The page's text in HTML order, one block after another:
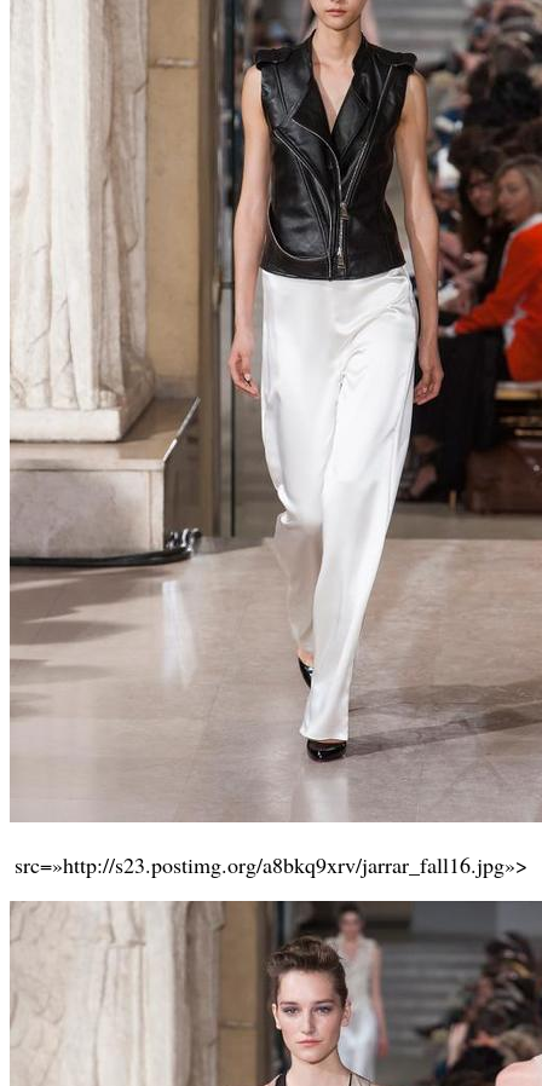
src=»http://s23.postimg.org/a8bkq9xrv/jarrar_fall16.jpg»>